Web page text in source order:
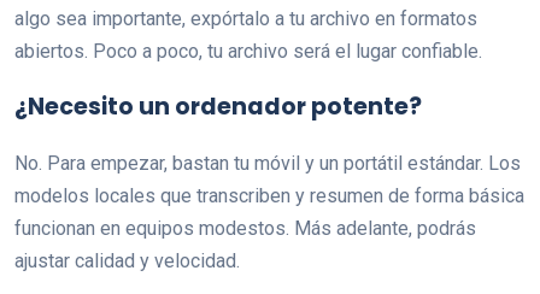
algo sea importante, expórtalo a tu archivo en formatos
abiertos. Poco a poco, tu archivo será el lugar confiable.
¿Necesito un ordenador potente?
No. Para empezar, bastan tu móvil y un portátil estándar. Los
modelos locales que transcriben y resumen de forma básica
funcionan en equipos modestos. Más adelante, podrás
ajustar calidad y velocidad.